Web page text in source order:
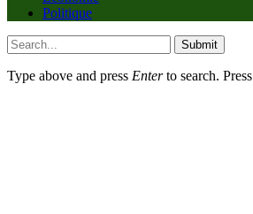
Politique
Submit
Type above and press Enterto search. Press